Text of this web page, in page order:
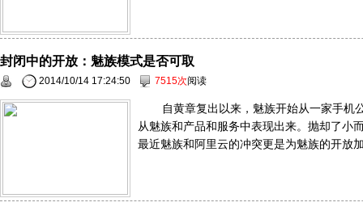
封闭中的开放：魅族模式是否可取
2014/10/14 17:24:50 7515次阅读
自黄章复出以来，魅族开始从一家手机
从魅族和产品和服务中表现出来。抛却了小
最近魅族和阿里云的冲突更是为魅族的开放